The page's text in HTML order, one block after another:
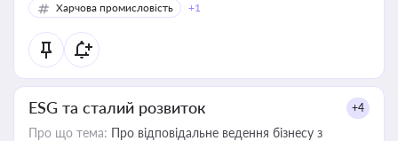
Харчова промисловість
+1
ESG та сталий розвиток +4
Про що тема: Про відповідальне ведення бізнесу з